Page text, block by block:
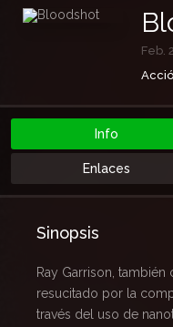
Feb.
Info
Enlaces
Sinopsis
Ray Garrison,
resucitado por la
través del uso de